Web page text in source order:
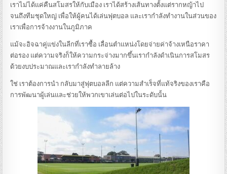
เราไม่ได้แค่คืนสโมสรให้กับเมือง เราได้สร้างเส้นทางตั้งแต่รากหญ้าไป
จนถึงทีมชุดใหญ่ เพื่อให้ผู้คนได้เล่นฟุตบอล และเรากำลังทำงานในส่วนของ
เราเพื่อการจ้างงานในภูมิภาค
แม้จะอิจฉาคู่แข่งในลีกที่เราซื้อ เลื่อนตำแหน่งโดยจ่ายค่าจ้างเหนือราคา
ต่อรอง แต่ความจริงก็ให้ความกระจ่างมากขึ้นเรากำลังดำเนินการสโมสร
ด้วยงบประมาณและเรากำลังทำลายล้าง
ใช่ เราต้องการนำ กลับมาสู่ฟุตบอลลีก แต่ความสำเร็จที่แท้จริงของเราคือ
การพัฒนาผู้เล่นและช่วยให้พวกเขาเล่นต่อไปในระดับนั้น